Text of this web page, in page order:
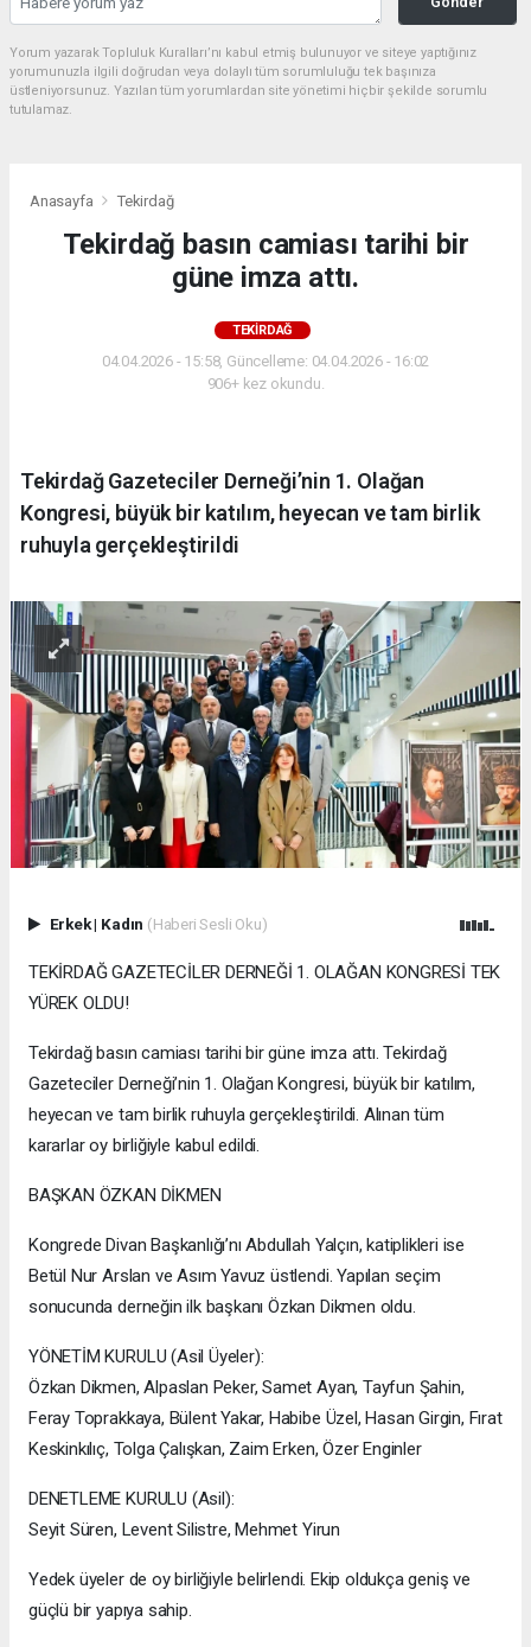
Yorum yazarak Topluluk Kuralları’nı kabul etmiş bulunuyor ve siteye yaptığınız
yorumunuzla ilgili doğrudan veya dolaylı tüm sorumluluğu tek başınıza
üstleniyorsunuz. Yazılan tüm yorumlardan site yönetimi hiçbir şekilde sorumlu
tutulamaz.
Anasayfa Tekirdağ
Tekirdağ basın camiası tarihi bir
güne imza attı.
TEKIRDAĞ
04.04.2026 - 15:58, Güncelleme: 04.04.2026 - 16:02
906+ kez okundu.
Tekirdağ Gazeteciler Derneği’nin 1. Olağan
Kongresi, büyük bir katılım, heyecan ve tam birlik
ruhuyla gerçekleştirildi
Erkek| Kadın (Haberi Sesli Oku)
TEKİRDAĞ GAZETECİLER DERNEĞİ 1. OLAĞAN KONGRESİ TEK
YÜREK OLDU!
Tekirdağ basın camiası tarihi bir güne imza attı. Tekirdağ
Gazeteciler Derneği’nin 1. Olağan Kongresi, büyük bir katılım,
heyecan ve tam birlik ruhuyla gerçekleştirildi. Alınan tüm
kararlar oy birliğiyle kabul edildi.
BAŞKAN ÖZKAN DİKMEN
Kongrede Divan Başkanlığı’nı Abdullah Yalçın, katiplikleri ise
Betül Nur Arslan ve Asım Yavuz üstlendi. Yapılan seçim
sonucunda derneğin ilk başkanı Özkan Dikmen oldu.
YÖNETİM KURULU (Asil Üyeler):
Özkan Dikmen, Alpaslan Peker, Samet Ayan, Tayfun Şahin,
Feray Toprakkaya, Bülent Yakar, Habibe Üzel, Hasan Girgin, Fırat
Keskinkılıç, Tolga Çalışkan, Zaim Erken, Özer Enginler
DENETLEME KURULU (Asil):
Seyit Süren, Levent Silistre, Mehmet Yirun
Yedek üyeler de oy birliğiyle belirlendi. Ekip oldukça geniş ve
güçlü bir yapıya sahip.